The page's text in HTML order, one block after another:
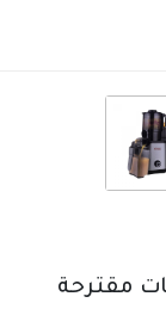
مقترحة